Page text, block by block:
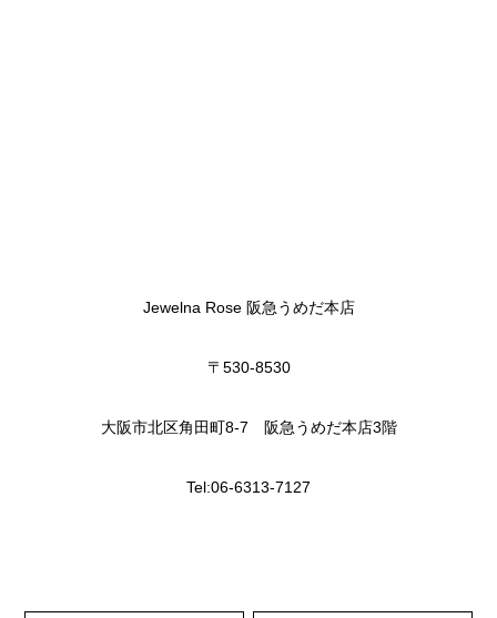
Jewelna Rose 阪急うめだ本店
〒530-8530
大阪市北区角田町8-7 阪急うめだ本店3階
Tel:06-6313-7127